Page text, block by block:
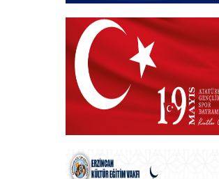
Hayırlı Bayramlar
+
VAKIF BAŞKANIMIZDAN 19 MAYIS
MESAJI